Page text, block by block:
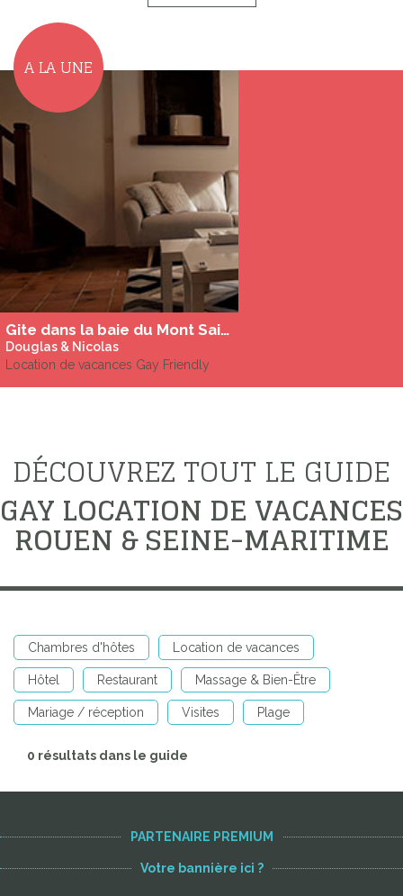
A LA UNE
Gite dans la baie du Mont Saint Michel
Douglas & Nicolas
Location de vacances Gay Friendly
DÉCOUVREZ TOUT LE GUIDE
GAY LOCATION DE VACANCES
ROUEN & SEINE-MARITIME
Chambres d'hôtes Location de vacances
Hôtel Restaurant Massage & Bien-Être
Mariage / réception Visites Plage
0 résultats dans le guide
PARTENAIRE PREMIUM
Votre bannière ici ?